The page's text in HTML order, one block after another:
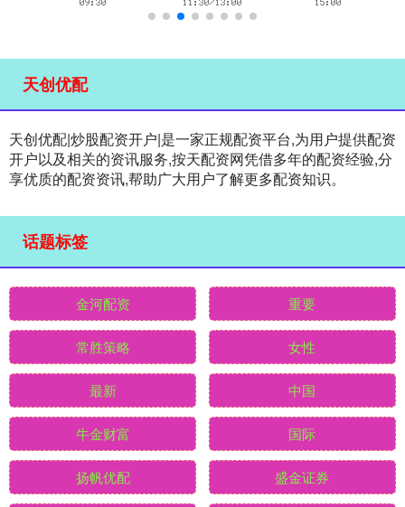
天创优配
天创优配|炒股配资开户|是一家正规配资平台,为用户提供配资
开户以及相关的资讯服务,按天配资网凭借多年的配资经验,分
享优质的配资资讯,帮助广大用户了解更多配资知识。
话题标签
金河配资 重要
常胜策略 女性
最新 中国
牛金财富 国际
扬帆优配 盛金证券